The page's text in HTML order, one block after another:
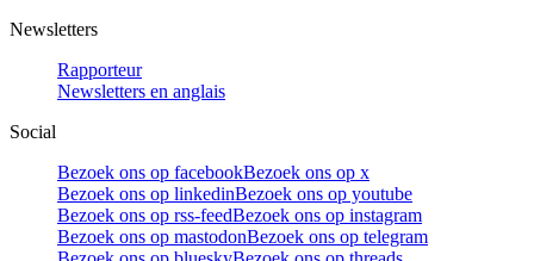
Newsletters
Rapporteur
Newsletters en anglais
Social
Bezoek ons op facebookBezoek ons op x
Bezoek ons op linkedinBezoek ons op youtube
Bezoek ons op rss-feedBezoek ons op instagram
Bezoek ons op mastodonBezoek ons op telegram